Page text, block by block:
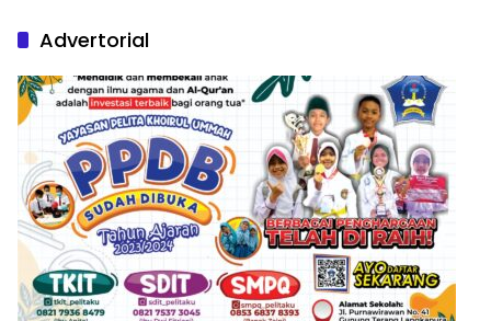
Advertorial